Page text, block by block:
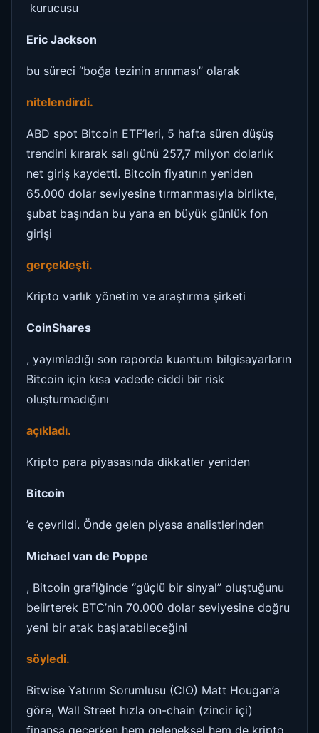
kurucusu
Eric Jackson
bu süreci “boğa tezinin arınması” olarak
nitelendirdi.
ABD spot Bitcoin ETF’leri, 5 hafta süren düşüş
trendini kırarak salı günü 257,7 milyon dolarlık
net giriş kaydetti. Bitcoin fiyatının yeniden
65.000 dolar seviyesine tırmanmasıyla birlikte,
şubat başından bu yana en büyük günlük fon
girişi
gerçekleşti.
Kripto varlık yönetim ve araştırma şirketi
CoinShares
, yayımladığı son raporda kuantum bilgisayarların
Bitcoin için kısa vadede ciddi bir risk
oluşturmadığını
açıkladı.
Kripto para piyasasında dikkatler yeniden
Bitcoin
’e çevrildi. Önde gelen piyasa analistlerinden
Michael van de Poppe
, Bitcoin grafiğinde “güçlü bir sinyal” oluştuğunu
belirterek BTC’nin 70.000 dolar seviyesine doğru
yeni bir atak başlatabileceğini
söyledi.
Bitwise Yatırım Sorumlusu (CIO) Matt Hougan’a
göre, Wall Street hızla on-chain (zincir içi)